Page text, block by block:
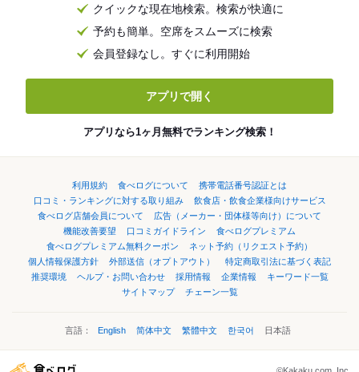
クイックな現在地検索。検索が快適に
予約も簡単。空席をスムーズに検索
会員登録なし。すぐに利用開始
アプリで開く
アプリなら1ヶ月無料でランキング検索！
利用規約 食べログについて
携帯電話番号認証とは
口コミ・ランキングに対する取り組み
飲食店・飲食企業様向けサービス
食べログ店舗会員について
広告（メーカー・団体様等向け）について
機能改善要望
口コミガイドライン
食べログプレミアム
食べログプレミアム無料クーポン
ネット予約（リクエスト予約）
個人情報保護方針
外部送信（オプトアウト）
特定商取引法に基づく表記
推奨環境
ヘルプ・お問い合わせ 採用情報 企業情報
キーワード一覧
サイトマップ
チェーン一覧
言語： English 简体中文 繁體中文 한국어 日本語